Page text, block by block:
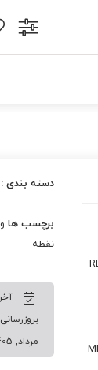
دسته بندی :
برچسب ها
نقطه
مرداد, 1405